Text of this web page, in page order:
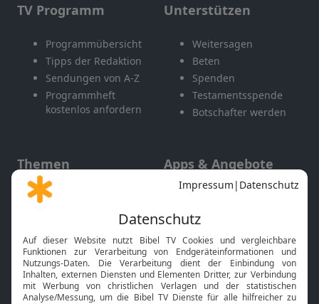
TV Programm
Programmübersicht
Tipps der Redaktion
Sendungen von A-Z
Programmheft
kostenlos anfordern
Unterstützen
Weitersagen
Beten
Spenden
Testamentsspende
Botschafter werden
Themen
Gott und Bibel erklärt
Neuigkeiten
Apps & Angebote
Mobile App
Smart TV
HbbTV
Bibelthek Online-Bibel
Nächster Gottesdienst